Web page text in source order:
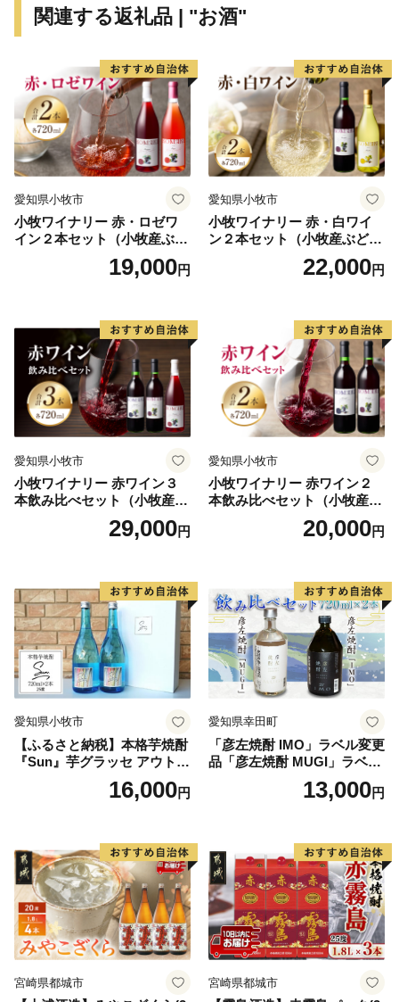
関連する返礼品 | "お酒"
愛知県小牧市
小牧ワイナリー 赤・ロゼワ
イン２本セット（小牧産ぶど
19,000円
愛知県小牧市
小牧ワイナリー 赤・白ワイ
ン２本セット（小牧産ぶどう
22,000円
愛知県小牧市
小牧ワイナリー 赤ワイン３
本飲み比べセット（小牧産ぶ
どう100％使用）29,000円
愛知県小牧市
小牧ワイナリー 赤ワイン２
本飲み比べセット（小牧産ぶ
どう100％使用）20,000円
愛知県小牧市
【ふるさと納税】本格芋焼酎
『Sun』芋グラッセ アウトド
ア ソロキャンプ ベランピン
グ 巣ごもり 就労支援16,000円
愛知県幸田町
「彦左焼酎 IMO」ラベル変更
品「彦左焼酎 MUGI」ラベル
変更品 飲み比べ セット 合計
2本 720ml×各1本 25度 焼酎
13,000円
宮崎県都城市 宮崎県都城市